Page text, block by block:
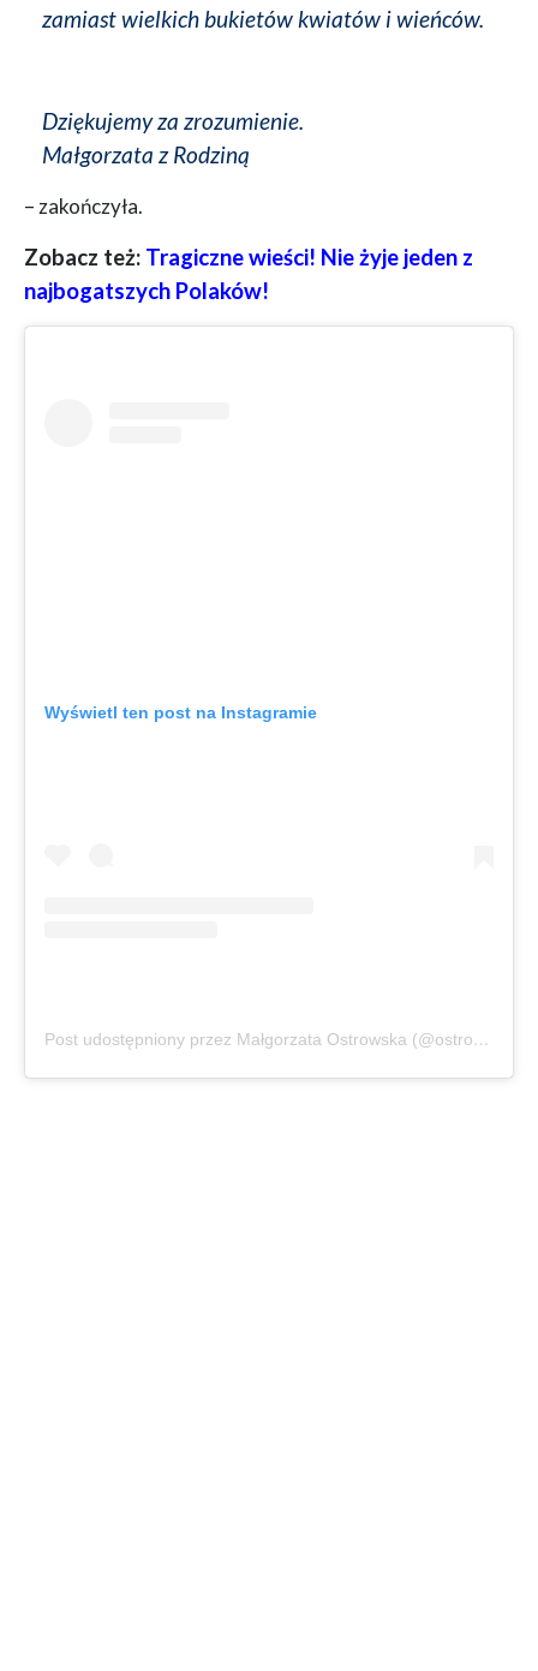
zamiast wielkich bukietów kwiatów i wieńców.
Dziękujemy za zrozumienie.
Małgorzata z Rodziną
– zakończyła.
Zobacz też: Tragiczne wieści! Nie żyje jeden z
najbogatszych Polaków!
Wyświetl ten post na Instagramie
Post udostępniony przez Małgorzata Ostrowska (@ostrowska.official)